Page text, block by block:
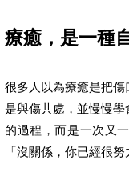
療癒，是一種
很多人以為療癒是把傷
是與傷共處，並慢慢
的過程，而是一次又
「沒關係，你已經很努